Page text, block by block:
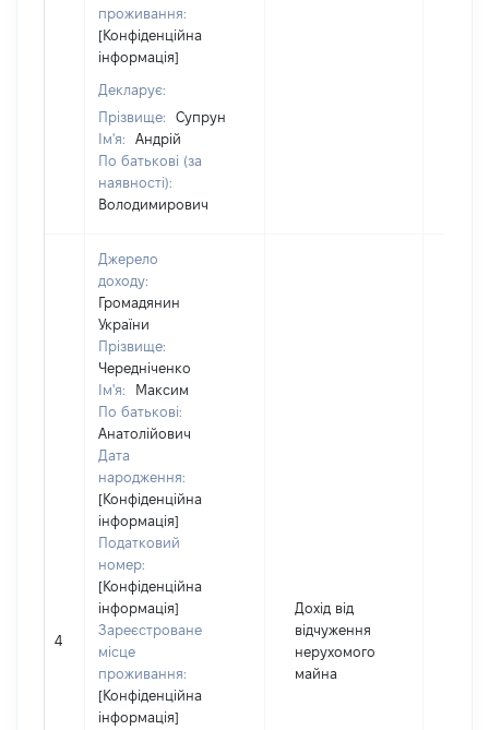
проживання:
[Конфіденційна
інформація]
Декларує:
Прізвище:
Супрун
Ім'я:
Андрій
По батькові (за
наявності):
Володимирович
4
Джерело
доходу:
Громадянин
України
Прізвище:
Чередніченко
Ім'я:
Максим
По батькові:
Анатолійович
Дата
народження:
[Конфіденційна
інформація]
Податковий
номер:
[Конфіденційна
інформація]
Зареєстроване
місце
проживання:
[Конфіденційна
інформація]
Дохід від
відчуження
нерухомого
майна